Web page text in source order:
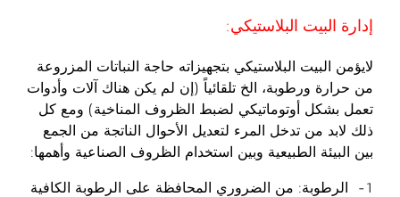
إدارة البيت البلاستيكي:
لايؤمن البيت البلاستيكي بتجهيزاته حاجة النباتات المزروعة
من حرارة ورطوبة، الخ تلقائياً (إن لم يكن هناك آلات وأدوات
تعمل بشكل أوتوماتيكي لضبط الظروف المناخية) ومع كل
ذلك لابد من تدخل المرء لتعديل الأحوال الناتجة من الجمع
بين البيئة الطبيعية وبين استخدام الظروف الصناعية وأهمها:
1- الرطوبة: من الضروري المحافظة على الرطوبة الكافية